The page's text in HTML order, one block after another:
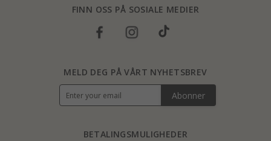
FINN OSS PÅ SOSIALE MEDIER
BETALINGSMULIGHEDER
MELD DEG PÅ VÅRT NYHETSBREV
Abonner